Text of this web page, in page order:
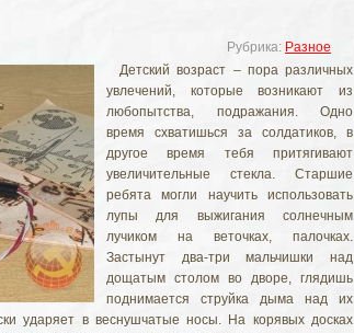
Рубрика: Разное
Детский возраст – пора различных
увлечений, которые возникают из
любопытства, подражания. Одно
время схватишься за солдатиков, в
другое время тебя притягивают
увеличительные стекла. Старшие
ребята могли научить использовать
лупы для выжигания солнечным
лучиком на веточках, палочках.
Застынут два-три мальчишки над
дощатым столом во дворе, глядишь
поднимается струйка дыма над их
ударяет в веснушчатые носы. На корявых досках